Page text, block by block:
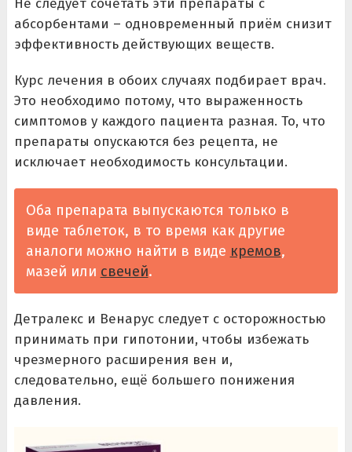
Не следует сочетать эти препараты с
абсорбентами – одновременный приём снизит
эффективность действующих веществ.
Курс лечения в обоих случаях подбирает врач.
Это необходимо потому, что выраженность
симптомов у каждого пациента разная. То, что
препараты опускаются без рецепта, не
исключает необходимость консультации.
Оба препарата выпускаются только в
виде таблеток, в то время как другие
аналоги можно найти в виде кремов,
мазей или свечей.
Детралекс и Венарус следует с осторожностью
принимать при гипотонии, чтобы избежать
чрезмерного расширения вен и,
следовательно, ещё большего понижения
давления.